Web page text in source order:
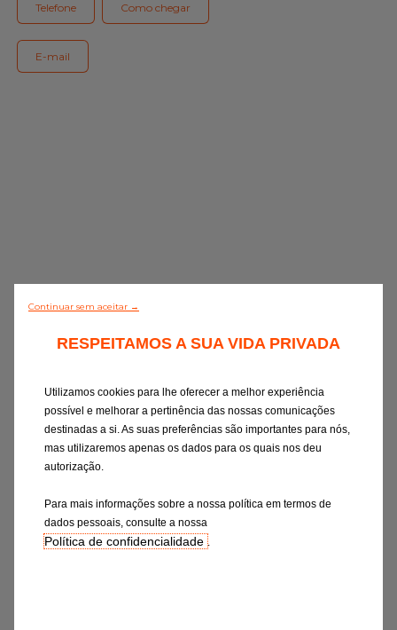
Gama Eurorepar
Serviço cliente
Telefone Como chegar
E-mail
Continuar sem aceitar →
RESPEITAMOS A SUA VIDA PRIVADA
Utilizamos cookies para lhe oferecer a melhor experiência
possível e melhorar a pertinência das nossas comunicações
destinadas a si. As suas preferências são importantes para nós,
mas utilizaremos apenas os dados para os quais nos deu
autorização.
Para mais informações sobre a nossa política em termos de
dados pessoais, consulte a nossa
Política de confidencialidade .